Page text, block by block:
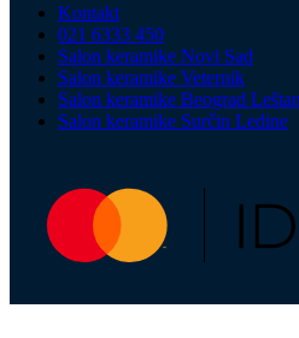
Kontakt
021 6333 450
Salon keramike Novi Sad
Salon keramike Veternik
Salon keramike Beograd
Salon keramike Surčin Ledine